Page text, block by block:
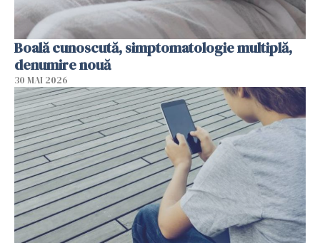
Boală cunoscută, simptomatologie multiplă,
denumire nouă
30 MAI 2026